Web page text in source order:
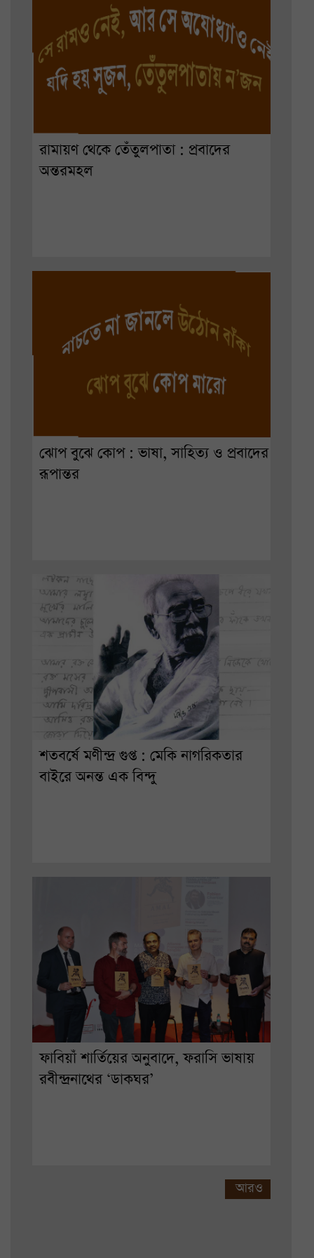
রামায়ণ থেকে তেঁতুলপাতা : প্রবাদের
অন্তরমহল
ঝোপ বুঝে কোপ : ভাষা, সাহিত্য ও প্রবাদের
রূপান্তর
শতবর্ষে মণীন্দ্র গুপ্ত : মেকি নাগরিকতার
বাইরে অনন্ত এক বিন্দু
ফাবিয়াঁ শার্তিয়ের অনুবাদে, ফরাসি ভাষায়
রবীন্দ্রনাথের ‘ডাকঘর’
আরও